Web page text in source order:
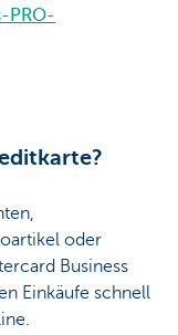
PRO-
oder
Business
Einkäufe schnell